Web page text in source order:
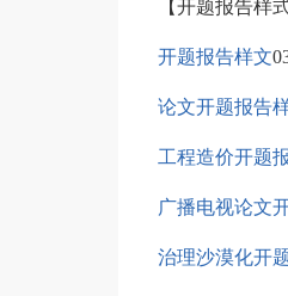
【开题报告样
开题报告样文
论文开题报告
工程造价开题
广播电视论文
治理沙漠化开